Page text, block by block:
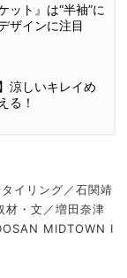
ット』は“半袖”に
ザインに注目
涼しいキレイめ
る！
イリング／石関靖
・文／増田奈津
MIDTOWN I